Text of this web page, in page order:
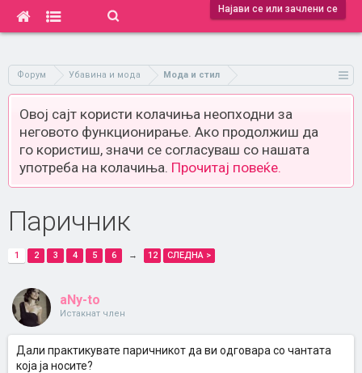
Најави се или зачлени се
Форум Убавина и мода Мода и стил
Овој сајт користи колачиња неопходни за
неговото функционирање. Ако продолжиш да
го користиш, значи се согласуваш со нашата
употреба на колачиња. Прочитај повеќе.
Паричник
1 2 3 4 5 6 → 12 СЛЕДНА >
aNy-to
Истакнат член
Дали практикувате паричникот да ви одговара со чантата
која ја носите?